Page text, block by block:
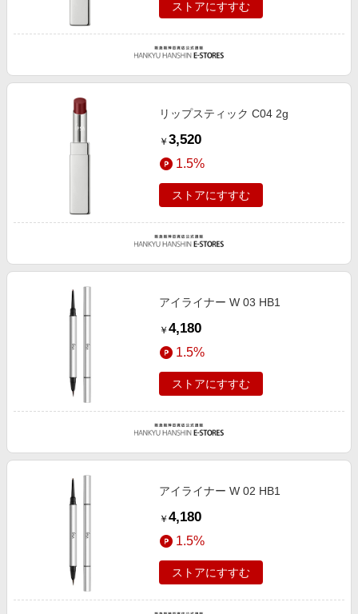
ストアにすすむ
リップスティック C04 2g
￥ 3,520
1.5%
ストアにすすむ
アイライナー W 03 HB1
￥ 4,180
1.5%
ストアにすすむ
アイライナー W 02 HB1
￥ 4,180
1.5%
ストアにすすむ